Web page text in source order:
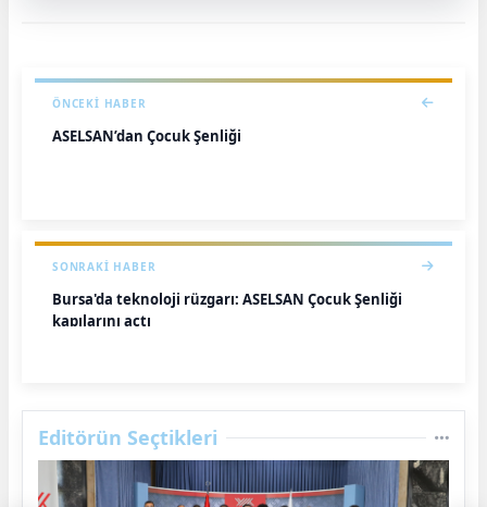
ÖNCEKI HABER
ASELSAN’dan Çocuk Şenliği
SONRAKI HABER
Bursa'da teknoloji rüzgarı: ASELSAN Çocuk Şenliği
kapılarını açtı
Editörün Seçtikleri